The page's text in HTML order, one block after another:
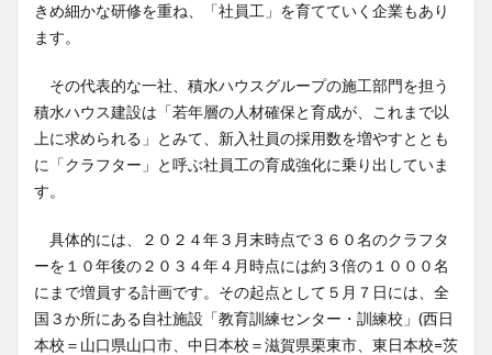
きめ細かな研修を重ね、「社員工」を育てていく企業もあり
ます。
その代表的な一社、積水ハウスグループの施工部門を担う
積水ハウス建設は「若年層の人材確保と育成が、これまで以
上に求められる」とみて、新入社員の採用数を増やすととも
に「クラフター」と呼ぶ社員工の育成強化に乗り出していま
す。
具体的には、２０２４年３月末時点で３６０名のクラフタ
ーを１０年後の２０３４年４月時点には約３倍の１０００名
にまで増員する計画です。その起点として５月７日には、全
国３か所にある自社施設「教育訓練センター・訓練校」(西日
本校＝山口県山口市、中日本校＝滋賀県栗東市、東日本校=茨